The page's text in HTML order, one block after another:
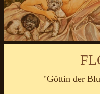
"Göttin der